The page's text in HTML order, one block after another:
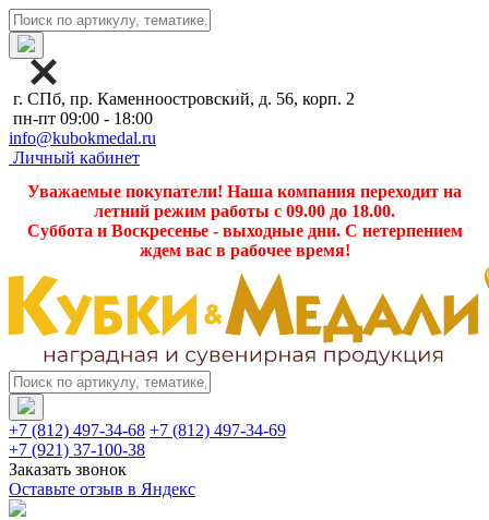
г. СПб, пр. Каменноостровский, д. 56, корп. 2
пн-пт 09:00 - 18:00
info@kubokmedal.ru
Личный кабинет
Уважаемые покупатели! Наша компания переходит на
летний режим работы с 09.00 до 18.00.
Суббота и Воскресенье - выходные дни. С нетерпением
ждем вас в рабочее время!
+7 (812) 497-34-68 +7 (812) 497-34-69
+7 (921) 37-100-38
Заказать звонок
Оставьте отзыв в Яндекс